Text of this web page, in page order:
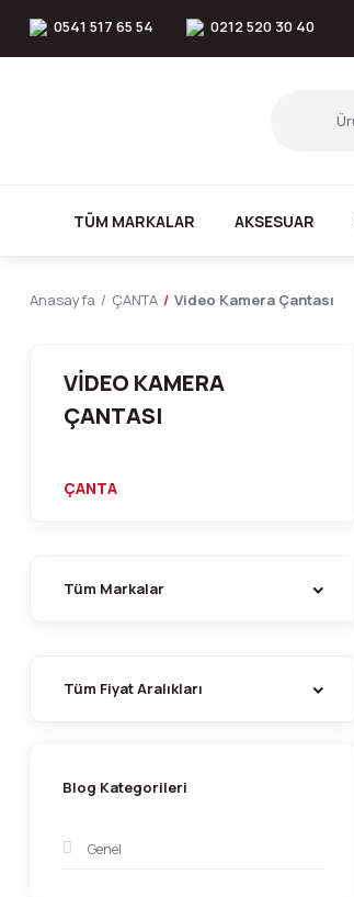
0541 517 65 54 0212 520 30 40
TÜM MARKALAR AKSESUAR
Anasayfa ÇANTA Video Kamera Çantası
VIDEO KAMERA
ÇANTASI
ÇANTA
Tüm Markalar
Tüm Fiyat Aralıkları
Blog Kategorileri
Genel